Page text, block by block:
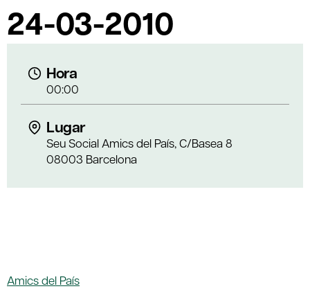
24-03-2010
Hora
00:00
Lugar
Seu Social Amics del País, C/Basea 8
08003 Barcelona
Amics del País